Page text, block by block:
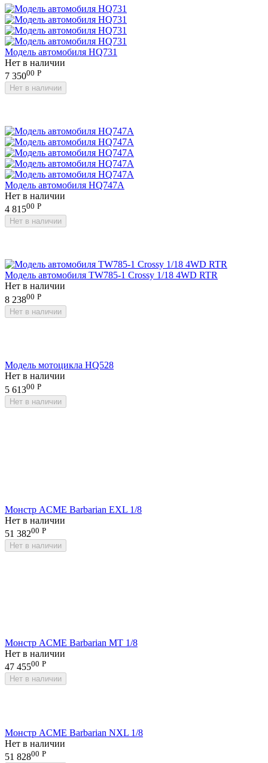
Модель автомобиля HQ731
Нет в наличии
7 35000 Р
Нет в наличии
Модель автомобиля HQ747A
Нет в наличии
4 81500 Р
Нет в наличии
Модель автомобиля TW785-1 Crossy 1/18 4WD RTR
Нет в наличии
8 23800 Р
Нет в наличии
Модель мотоцикла HQ528
Нет в наличии
5 61300 Р
Нет в наличии
Монстр ACME Barbarian EXL 1/8
Нет в наличии
51 38200 Р
Нет в наличии
Монстр ACME Barbarian MT 1/8
Нет в наличии
47 45500 Р
Нет в наличии
Монстр ACME Barbarian NXL 1/8
Нет в наличии
51 82800 Р